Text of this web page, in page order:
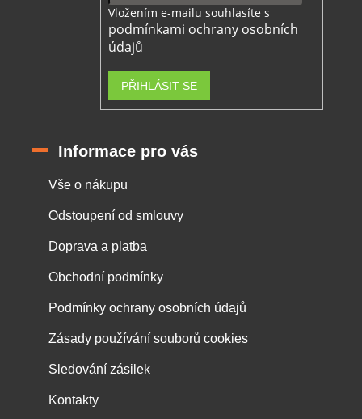
Vložením e-mailu souhlasíte s
podmínkami ochrany osobních
údajů
PŘIHLÁSIT SE
Informace pro vás
Vše o nákupu
Odstoupení od smlouvy
Doprava a platba
Obchodní podmínky
Podmínky ochrany osobních údajů
Zásady používání souborů cookies
Sledování zásilek
Kontakty